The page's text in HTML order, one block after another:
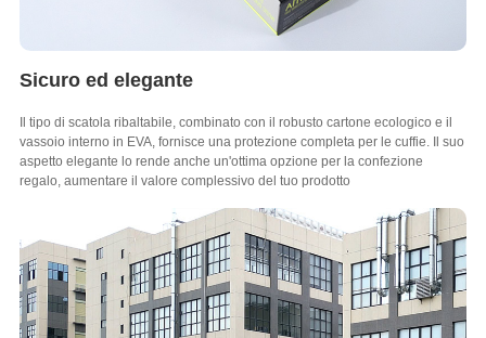
Sicuro ed elegante
Il tipo di scatola ribaltabile, combinato con il robusto cartone ecologico e il
vassoio interno in EVA, fornisce una protezione completa per le cuffie. Il suo
aspetto elegante lo rende anche un'ottima opzione per la confezione
regalo, aumentare il valore complessivo del tuo prodotto